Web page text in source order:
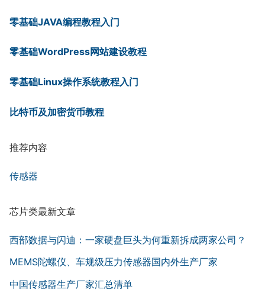
零基础JAVA编程教程入门
零基础WordPress网站建设教程
零基础Linux操作系统教程入门
比特币及加密货币教程
推荐内容
传感器
芯片类最新文章
西部数据与闪迪：一家硬盘巨头为何重新拆成两家公司？
MEMS陀螺仪、车规级压力传感器国内外生产厂家
中国传感器生产厂家汇总清单